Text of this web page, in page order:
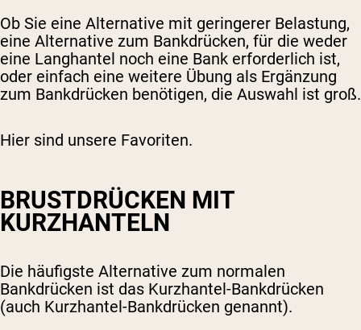
Ob Sie eine Alternative mit geringerer Belastung,
eine Alternative zum Bankdrücken, für die weder
eine Langhantel noch eine Bank erforderlich ist,
oder einfach eine weitere Übung als Ergänzung
zum Bankdrücken benötigen, die Auswahl ist groß.
Hier sind unsere Favoriten.
BRUSTDRÜCKEN MIT
KURZHANTELN
Die häufigste Alternative zum normalen
Bankdrücken ist das Kurzhantel-Bankdrücken
(auch Kurzhantel-Bankdrücken genannt).